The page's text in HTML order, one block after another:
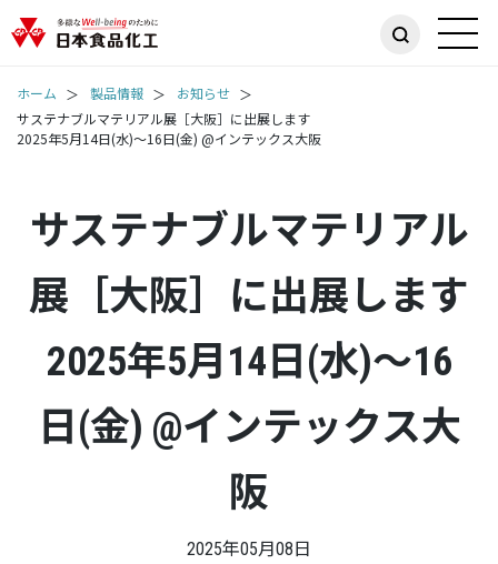
ホーム 製品情報
お知らせ
サステナブルマテリアル展［大阪］に出展します
2025年5月14日(水)～16日(金) @インテックス大阪
サステナブルマテリアル
展［大阪］に出展します
2025年5月14日(水)～16
日(金) @インテックス大
阪
2025年05月08日